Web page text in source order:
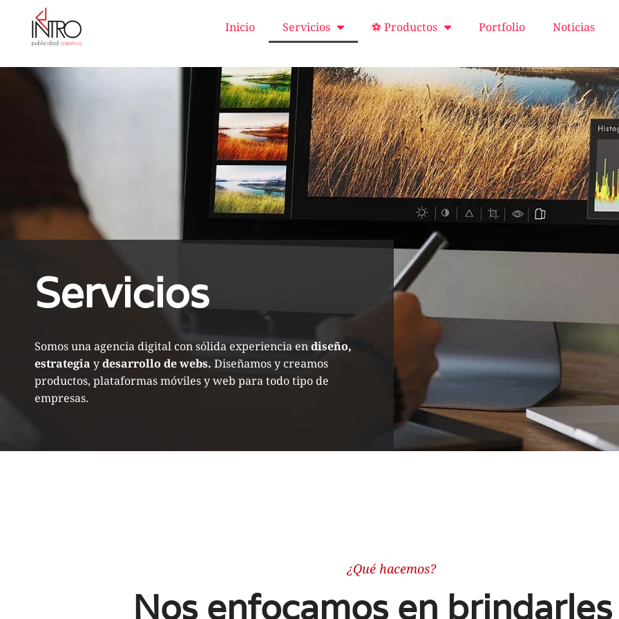
Inicio Servicios ⚽ Productos Portfolio Noticias
Servicios
Somos una agencia digital con sólida experiencia endiseño,
estrategia ydesarrollo de webs. Diseñamos y creamos
productos, plataformas móviles y web para todo tipo de
empresas.
¿Qué hacemos?
Nos enfocamos en